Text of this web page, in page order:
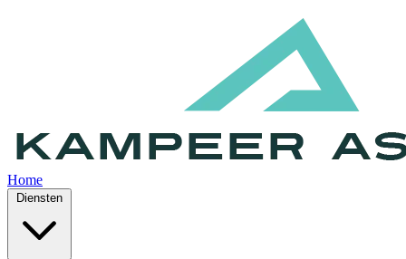
Home
Diensten